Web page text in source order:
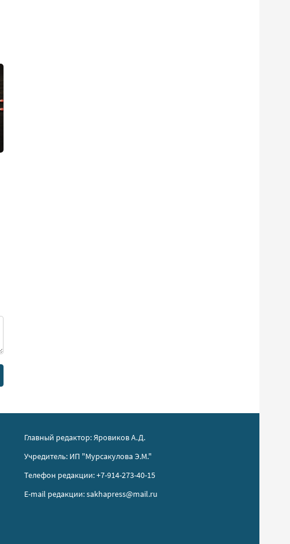
Главный редактор: Яровиков А.Д.
Учредитель: ИП "Мурсакулова Э.М."
Телефон редакции: +7-914-273-40-15
E-mail редакции: sakhapress@mail.ru